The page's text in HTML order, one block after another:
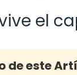
el
de este